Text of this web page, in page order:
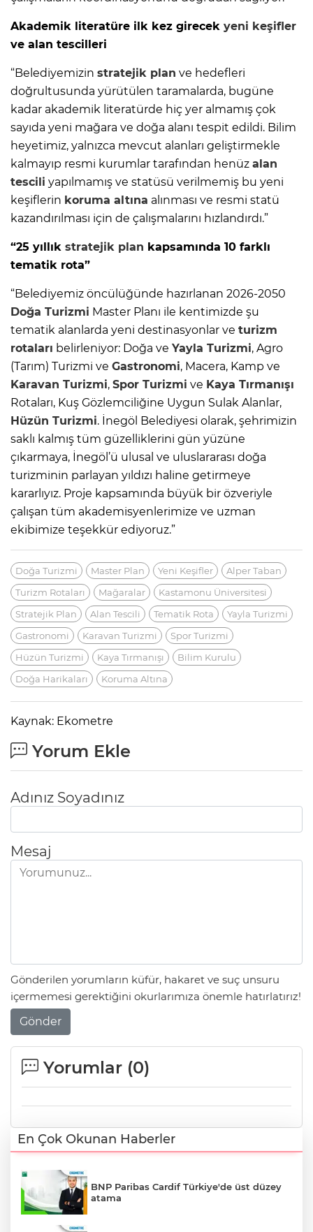
Akademik literatüre ilk kez girecek yeni keşifler
ve alan tescilleri
“Belediyemizin stratejik plan ve hedefleri
doğrultusunda yürütülen taramalarda, bugüne
kadar akademik literatürde hiç yer almamış çok
sayıda yeni mağara ve doğa alanı tespit edildi. Bilim
heyetimiz, yalnızca mevcut alanları geliştirmekle
kalmayıp resmi kurumlar tarafından henüz alan
tescili yapılmamış ve statüsü verilmemiş bu yeni
keşiflerin koruma altına alınması ve resmi statü
kazandırılması için de çalışmalarını hızlandırdı.”
“25 yıllık stratejik plan kapsamında 10 farklı
tematik rota”
“Belediyemiz öncülüğünde hazırlanan 2026-2050
Doğa Turizmi Master Planı ile kentimizde şu
tematik alanlarda yeni destinasyonlar ve turizm
rotaları belirleniyor: Doğa ve Yayla Turizmi, Agro
(Tarım) Turizmi ve Gastronomi, Macera, Kamp ve
Karavan Turizmi, Spor Turizmi ve Kaya Tırmanışı
Rotaları, Kuş Gözlemciliğine Uygun Sulak Alanlar,
Hüzün Turizmi. İnegöl Belediyesi olarak, şehrimizin
saklı kalmış tüm güzelliklerini gün yüzüne
çıkarmaya, İnegöl’ü ulusal ve uluslararası doğa
turizminin parlayan yıldızı haline getirmeye
kararlıyız. Proje kapsamında büyük bir özveriyle
çalışan tüm akademisyenlerimize ve uzman
ekibimize teşekkür ediyoruz.”
Doğa Turizmi Master Plan Yeni Keşifler
Alper Taban
Turizm Rotaları
Mağaralar
Kastamonu Üniversitesi
Stratejik Plan
Alan Tescili Tematik Rota
Yayla Turizmi
Gastronomi
Karavan Turizmi
Spor Turizmi
Hüzün Turizmi
Kaya Tırmanışı
Bilim Kurulu
Doğa Harikaları
Koruma Altına
Kaynak: Ekometre
Yorum Ekle
Adınız Soyadınız
Mesaj
Gönderilen yorumların küfür, hakaret ve suç unsuru
içermemesi gerektiğini okurlarımıza önemle hatırlatırız!
Gönder
Yorumlar (0)
En Çok Okunan Haberler
BNP Paribas Cardif Türkiye'de üst düzey
atama